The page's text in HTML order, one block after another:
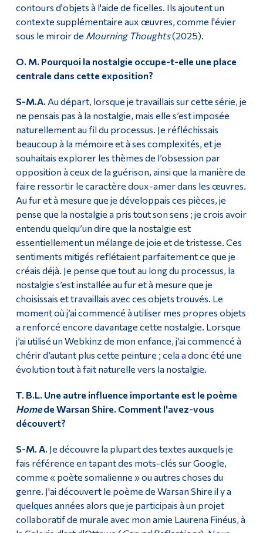
contours d'objets à l'aide de ficelles. Ils ajoutent un
contexte supplémentaire aux œuvres, comme l'évier
sous le miroir de Mourning Thoughts(2025).
O. M. Pourquoi la nostalgie occupe-t-elle une place
centrale dans cette exposition?
S-M.A. Au départ, lorsque je travaillais sur cette série, je
ne pensais pas à la nostalgie, mais elle s’est imposée
naturellement au fil du processus. Je réfléchissais
beaucoup à la mémoire et à ses complexités, et je
souhaitais explorer les thèmes de l’obsession par
opposition à ceux de la guérison, ainsi que la manière de
faire ressortir le caractère doux-amer dans les œuvres.
Au fur et à mesure que je développais ces pièces, je
pense que la nostalgie a pris tout son sens ; je crois avoir
entendu quelqu’un dire que la nostalgie est
essentiellement un mélange de joie et de tristesse. Ces
sentiments mitigés reflétaient parfaitement ce que je
créais déjà. Je pense que tout au long du processus, la
nostalgie s’est installée au fur et à mesure que je
choisissais et travaillais avec ces objets trouvés. Le
moment où j’ai commencé à utiliser mes propres objets
a renforcé encore davantage cette nostalgie. Lorsque
j’ai utilisé un Webkinz de mon enfance, j’ai commencé à
chérir d’autant plus cette peinture ; cela a donc été une
évolution tout à fait naturelle vers la nostalgie.
T. B.L. Une autre influence importante est le poème
Homede Warsan Shire. Comment l'avez-vous
découvert?
S-M. A. Je découvre la plupart des textes auxquels je
fais référence en tapant des mots-clés sur Google,
comme « poète somalienne » ou autres choses du
genre. J'ai découvert le poème de Warsan Shire il y a
quelques années alors que je participais à un projet
collaboratif de murale avec mon amie Laurena Finéus, à